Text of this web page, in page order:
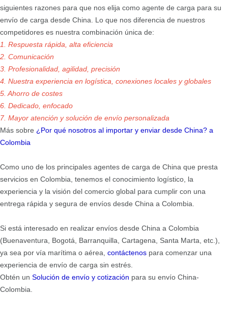
siguientes razones para que nos elija como agente de carga para su
envío de carga desde China. Lo que nos diferencia de nuestros
competidores es nuestra combinación única de:
1. Respuesta rápida, alta eficiencia
2. Comunicación
3. Profesionalidad, agilidad, precisión
4. Nuestra experiencia en logística, conexiones locales y globales
5. Ahorro de costes
6. Dedicado, enfocado
7. Mayor atención y solución de envío personalizada
Más sobre ¿Por qué nosotros al importar y enviar desde China? a
Colombia
Como uno de los principales agentes de carga de China que presta
servicios en Colombia, tenemos el conocimiento logístico, la
experiencia y la visión del comercio global para cumplir con una
entrega rápida y segura de envíos desde China a Colombia.
Si está interesado en realizar envíos desde China a Colombia
(Buenaventura, Bogotá, Barranquilla, Cartagena, Santa Marta, etc.),
ya sea por vía marítima o aérea, contáctenos para comenzar una
experiencia de envío de carga sin estrés.
Obtén un Solución de envío y cotización para su envío China-
Colombia.